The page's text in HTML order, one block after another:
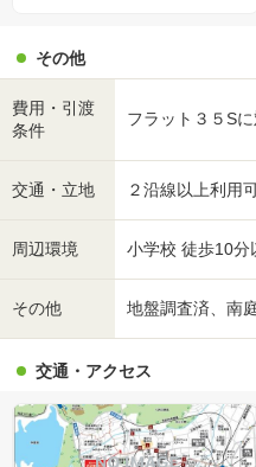
その他
費用・引渡
条件
フラット３５S
交通・立地 ２沿線以上利用
周辺環境 小学校 徒歩10分
その他 地盤調査済、南
交通・アクセス